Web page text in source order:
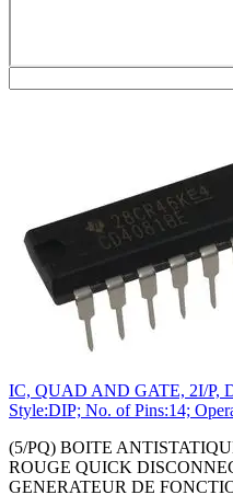
IC, QUAD AND GATE, 2I/P,
Style:DIP; No. of Pins:14;
(5/PQ) BOITE ANTISTATIQUE JAUNE CD DE FORMATION HEADTORCH - LEADACID CONTACTOR 3PST-NO,240VAC,32A,DIN RAIL Continuity Tester 18C2273 THERMOMETRE INFRA-ROUGE QUICK DISCONNECT CABLE,M12,4POS,R/A AFFICH. A LED 4 CARACTERES 3.8MM ROUGE AFFICH. A LED4 CARACTERES 3.8MM VERT AMPLIFICATEUR LARGE BANDE GENERATEUR DE FONCTIONS TG550 GENERATEUR DE FONCTIONS TG1010 THERMOMETRE DIGITAL PANNE 1MM SUPERPRO PANNE 3.2MM SUPERPRO PANNE 4.8MM SUPERPRO PANNE AIRSHAUD SUPERPRO PANNE 1MM SUPERPRO PANNE 3.2MM SUPERPRO PANNE 4.8MM SUPERPRO PANNE SUPERPRO MANOMETRE 130 BARS FICHE FEMELLE 8P FICHE FEMELLE 14P EMBASE MALE 5P EMBASE MALE 8P CALIBRATOR,4-20MA EMBASE MALE 14P HANGING SCALE,50KG CALIBRATION WEIGHT,M1,2G CALIBRATION WEIGHT,M1,20G CAPUCHON SERIE CM CALIBRATION WEIGHT,M1,500G CALIBRATION WEIGHT,M1,1KG CALIBRATION WEIGHT,M1,2KG CALIBRATION WEIGHT,M1,5KG TRANSISTOR,PHOTO,NPN,930NM,T-1 3/4 EMBASE MALE 3P+T STATION DE REPARATION - PISTOLET PINCE TALON PISTOLET DE DESSOUDAGE CORDON DE DESSOUDAGE ENSEMBLE FILTRE ET PAPIER DE NETTOYAGE FER ANTISTATIQUE EPONGE EMBASE FEMELLE 2P+T EXTRACTEUR DE FUMEE 85M3/H EU/UK PANNE CONIQUE POINTUE 0.4MM PANNE BISEAU 30 DEG 5.2MM PANNE CONIQUE POINTUE 0.4MM PANNE BISEAU 30 DEG 0.8MM PANNE BISEAU 30 DEG 1.2MM PANNE CONIQUE POINTUE 30D 0.4MM PANNE BISEAU 60 DEG 0.4MM PANNE 0.25MM MICRO FINE PANNE CONIQUE POINTUE 0.4MM PANNE BISEAU 5.2MM PANNE CONIQUE POINTUE 0.4MM PANNE BISEAU 30 DEG 0.8MM PANNE BISEAU 30 DEG 2.4MM PANNE BISEAU